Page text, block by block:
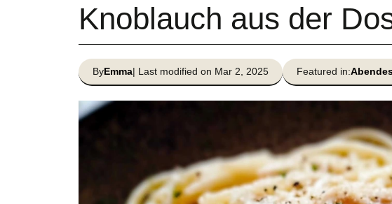
Knoblauch aus der
ByEmma| Last modified on Mar 2, 2025 Featured in: